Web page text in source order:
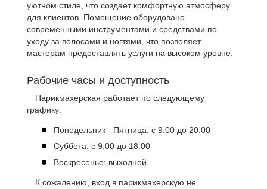
уютном стиле, что создает комфортную атмосферу
для клиентов. Помещение оборудовано
современными инструментами и средствами по
уходу за волосами и ногтями, что позволяет
мастерам предоставлять услуги на высоком уровне.
Рабочие часы и доступность
Парикмахерская работает по следующему
графику:
Понедельник - Пятница: с 9:00 до 20:00
Суббота: с 9:00 до 18:00
Воскресенье: выходной
К сожалению, вход в парикмахерскую не